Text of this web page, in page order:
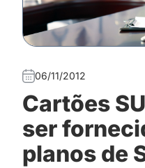
06/11/2012
Cartões
ser
planos de